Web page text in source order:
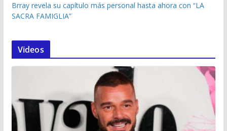
Brray revela su capítulo más personal hasta ahora con “LA
SACRA FAMIGLIA”
Videos